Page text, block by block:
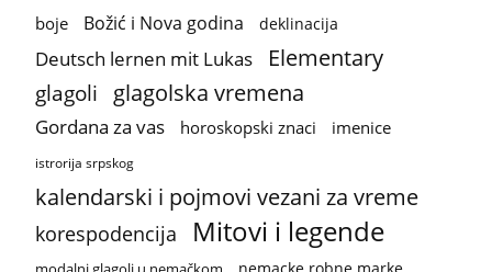
boje Božić i Nova godina deklinacija
Deutsch lernen mit Lukas Elementary
glagoli glagolska vremena
Gordana za vas horoskopski znaci imenice
istrorija srpskog
kalendarski i pojmovi vezani za vreme
korespodencija Mitovi i legende